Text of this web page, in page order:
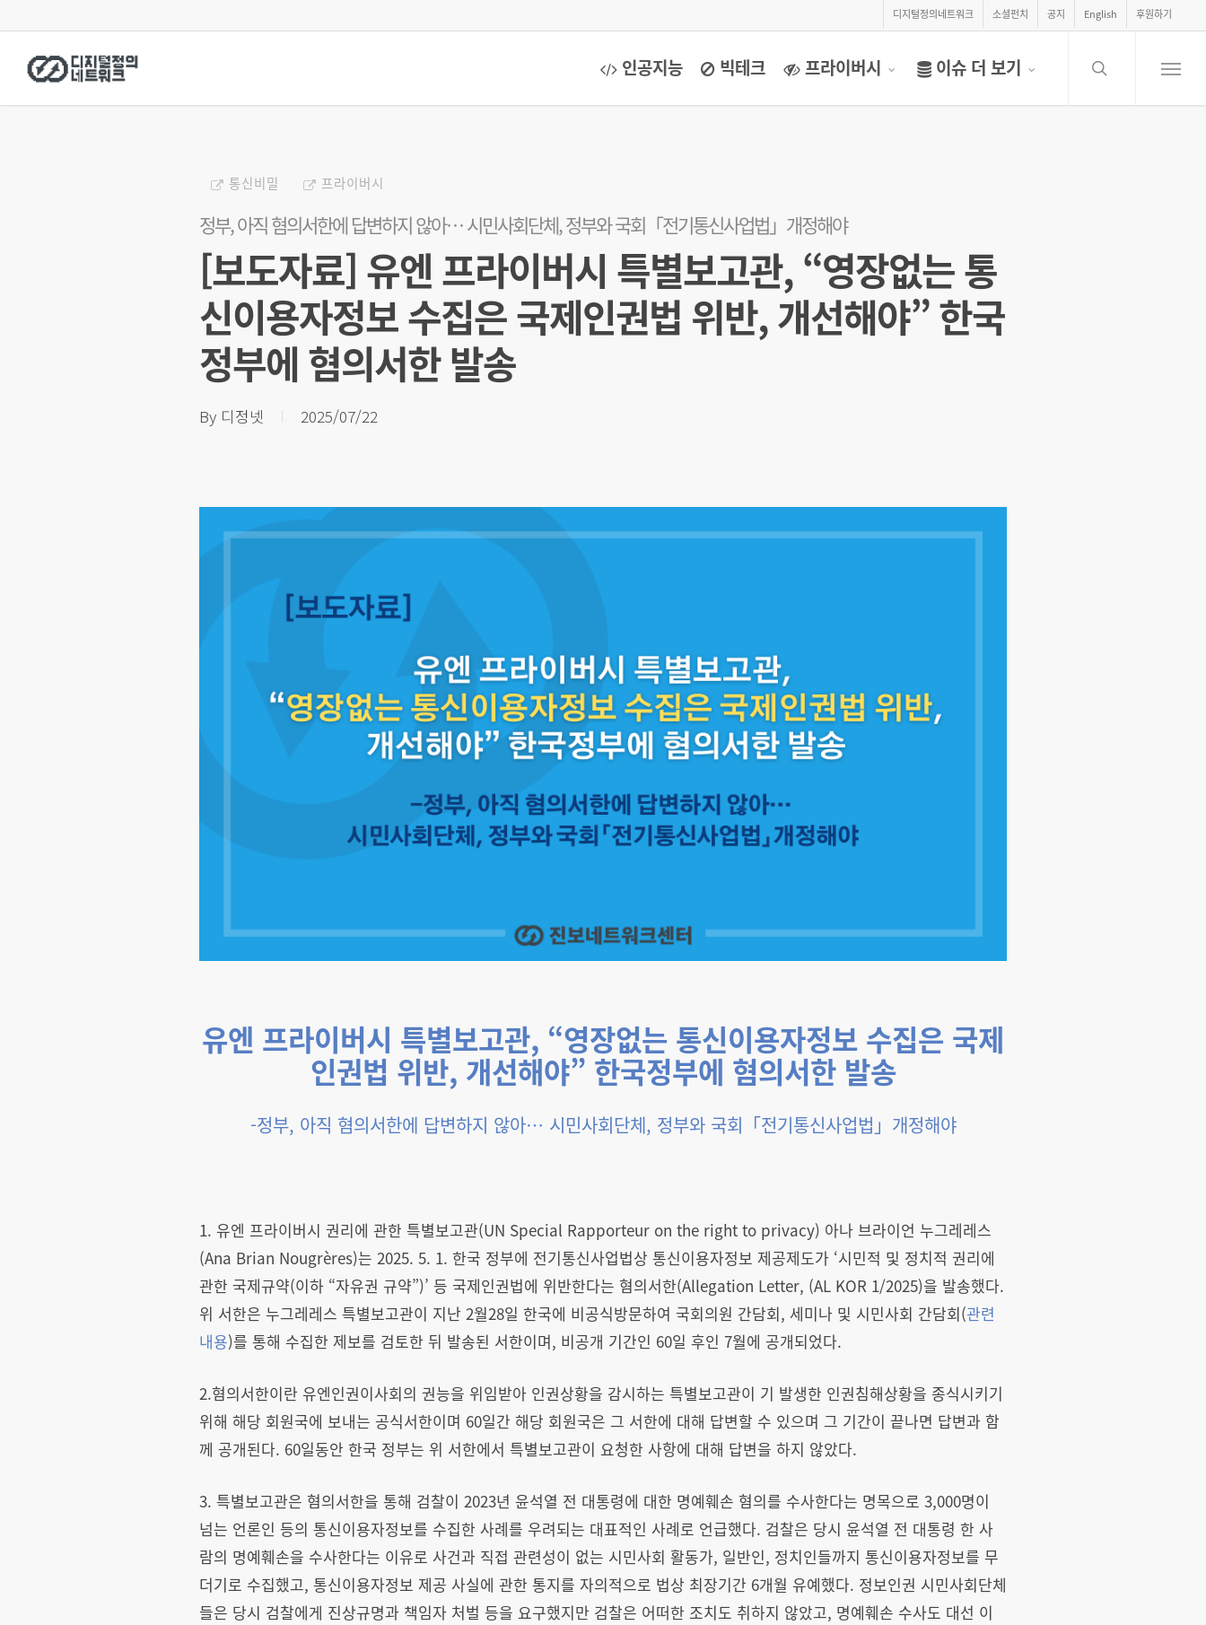
main
디지털정의네트워크 소셜펀치 공지 English 후원하기
인공지능 빅테크 프라이버시 이슈 더 보기
search
Menu
통신비밀 프라이버시
정부, 아직 혐의서한에 답변하지 않아… 시민사회단체, 정부와 국회「전기통신사업법」개정해야
[보도자료] 유엔 프라이버시 특별보고관, “영장없는 통
신이용자정보 수집은 국제인권법 위반, 개선해야” 한국
정부에 혐의서한 발송
By 디정넷 2025/07/22
유엔 프라이버시 특별보고관, “영장없는 통신이용자정보 수집은 국제
인권법 위반, 개선해야” 한국정부에 혐의서한 발송
-정부, 아직 혐의서한에 답변하지 않아… 시민사회단체, 정부와 국회「전기통신사업법」개정해야
1. 유엔 프라이버시 권리에 관한 특별보고관(UN Special Rapporteur on the right to privacy) 아나 브라이언 누그레레스
(Ana Brian Nougrères)는 2025. 5. 1. 한국 정부에 전기통신사업법상 통신이용자정보 제공제도가 ‘시민적 및 정치적 권리에
관한 국제규약(이하 “자유권 규약”)’ 등 국제인권법에 위반한다는 혐의서한(Allegation Letter, (AL KOR 1/2025)을 발송했다.
위 서한은 누그레레스 특별보고관이 지난 2월28일 한국에 비공식방문하여 국회의원 간담회, 세미나 및 시민사회 간담회(관련
내용)를 통해 수집한 제보를 검토한 뒤 발송된 서한이며, 비공개 기간인 60일 후인 7월에 공개되었다.
2.혐의서한이란 유엔인권이사회의 권능을 위임받아 인권상황을 감시하는 특별보고관이 기 발생한 인권침해상황을 종식시키기
위해 해당 회원국에 보내는 공식서한이며 60일간 해당 회원국은 그 서한에 대해 답변할 수 있으며 그 기간이 끝나면 답변과 함
께 공개된다. 60일동안 한국 정부는 위 서한에서 특별보고관이 요청한 사항에 대해 답변을 하지 않았다.
3. 특별보고관은 혐의서한을 통해 검찰이 2023년 윤석열 전 대통령에 대한 명예훼손 혐의를 수사한다는 명목으로 3,000명이
넘는 언론인 등의 통신이용자정보를 수집한 사례를 우려되는 대표적인 사례로 언급했다. 검찰은 당시 윤석열 전 대통령 한 사
람의 명예훼손을 수사한다는 이유로 사건과 직접 관련성이 없는 시민사회 활동가, 일반인, 정치인들까지 통신이용자정보를 무
더기로 수집했고, 통신이용자정보 제공 사실에 관한 통지를 자의적으로 법상 최장기간 6개월 유예했다. 정보인권 시민사회단체
들은 당시 검찰에게 진상규명과 책임자 처벌 등을 요구했지만 검찰은 어떠한 조치도 취하지 않았고, 명예훼손 수사도 대선 이